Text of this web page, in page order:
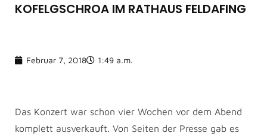
KOFELGSCHROA IM RATHAUS FELDAFING
Februar 7, 2018 1:49 a.m.
Das Konzert war schon vier Wochen vor dem Abend
komplett ausverkauft. Von Seiten der Presse gab es